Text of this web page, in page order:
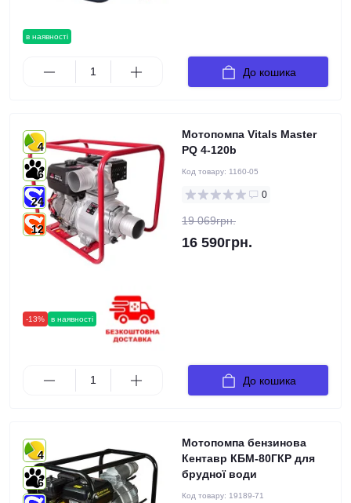
в наявності
До кошика
-13% в наявності
4
6
24
12
Мотопомпа Vitals Master
PQ 4-120b
Код товару: 1160-05
0
19 069грн.
16 590грн.
До кошика
4
6
Мотопомпа бензинова
Кентавр КБМ-80ГКР для
брудної води
Код товару: 19189-71